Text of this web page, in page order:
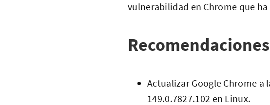
vulnerabilidad en Chrome que
Recomendaciones
Actualizar Google Chrome a
149.0.7827.102 en Linux.